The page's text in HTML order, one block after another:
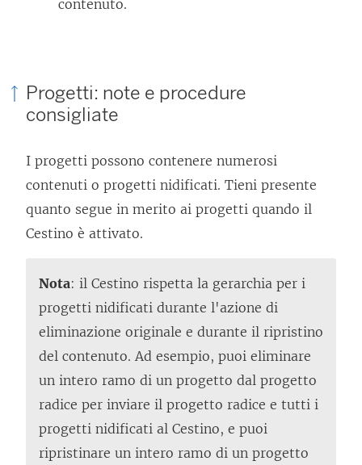
contenuto.
Progetti: note e procedure
consigliate
I progetti possono contenere numerosi
contenuti o progetti nidificati. Tieni presente
quanto segue in merito ai progetti quando il
Cestino è attivato.
Nota: il Cestino rispetta la gerarchia per i
progetti nidificati durante l'azione di
eliminazione originale e durante il ripristino
del contenuto. Ad esempio, puoi eliminare
un intero ramo di un progetto dal progetto
radice per inviare il progetto radice e tutti i
progetti nidificati al Cestino, e puoi
ripristinare un intero ramo di un progetto